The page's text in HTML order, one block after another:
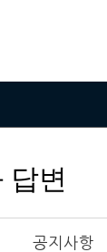
답변
공지사항